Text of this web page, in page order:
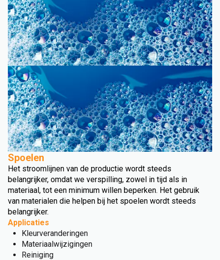
Spoelen
Het stroomlijnen van de productie wordt steeds
belangrijker, omdat we verspilling, zowel in tijd als in
materiaal, tot een minimum willen beperken. Het gebruik
van materialen die helpen bij het spoelen wordt steeds
belangrijker.
Applicaties
Kleurveranderingen
Materiaalwijzigingen
Reiniging